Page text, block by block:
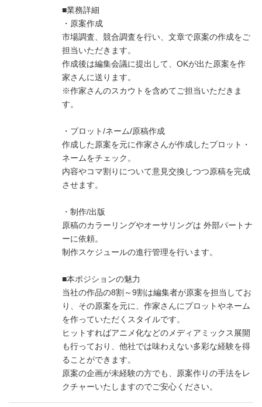
■業務詳細
・原案作成
市場調査、競合調査を行い、文章で原案の作成をご
担当いただきます。
作成後は編集会議に提出して、OKが出た原案を作
家さんに送ります。
※作家さんのスカウトを含めてご担当いただきま
す。
・プロット/ネーム/原稿作成
作成した原案を元に作家さんが作成したプロット・
ネームをチェック。
内容やコマ割りについて意見交換しつつ原稿を完成
させます。
・制作/出版
原稿のカラーリングやオーサリングは 外部パートナ
ーに依頼。
制作スケジュールの進行管理を行います。
■本ポジションの魅力
当社の作品の8割～9割は編集者が原案を担当してお
り、その原案を元に、作家さんにプロットやネーム
を作っていただくスタイルです。
ヒットすればアニメ化などのメディアミックス展開
も行っており、他社では味わえない多彩な経験を得
ることができます。
原案の企画が未経験の方でも、原案作りの手法をレ
クチャーいたしますのでご安心ください。